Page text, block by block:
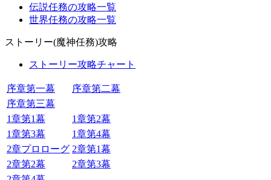
伝説任務の攻略一覧
世界任務の攻略一覧
ストーリー(魔神任務)攻略
ストーリー攻略チャート
序章第一幕
序章第二幕
序章第三幕
1章第1幕
1章第2幕
1章第3幕
1章第4幕
2章プロローグ 2章第1幕
2章第2幕
2章第3幕